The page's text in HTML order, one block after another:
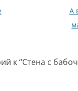
А
к “Стена с